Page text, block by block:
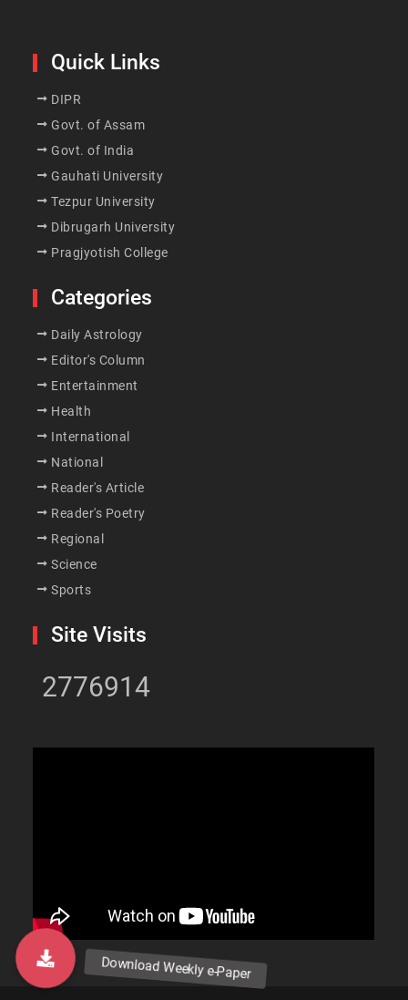
Quick Links
DIPR
Govt. of Assam
Govt. of India
Gauhati University
Tezpur University
Dibrugarh University
Pragjyotish College
Categories
Daily Astrology
Editor's Column
Entertainment
Health
International
National
Reader's Article
Reader's Poetry
Regional
Science
Sports
Site Visits
2776914